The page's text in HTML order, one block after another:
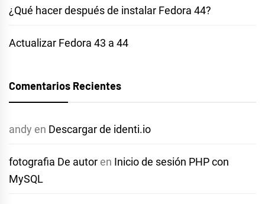
¿Qué hacer después de instalar Fedora 44?
Actualizar Fedora 43 a 44
Comentarios Recientes
andy en Descargar de identi.io
fotografia De autor en Inicio de sesión PHP con
MySQL